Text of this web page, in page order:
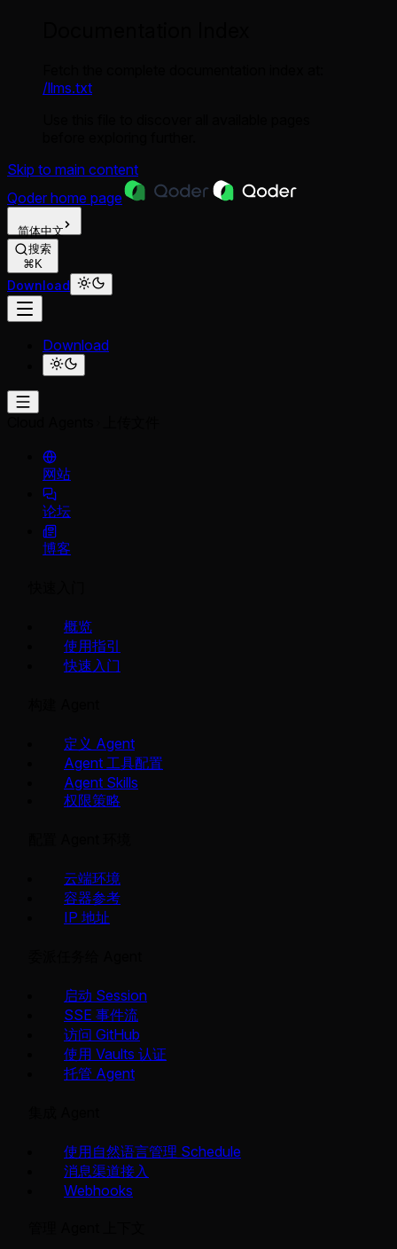
/llms.txt
Skip to main content
Qoder home page
简体中文
搜索
⌘K
Download
Download
网站
论坛
博客
概览
使用指引
快速入门
定义 Agent
Agent 工具配置
Agent Skills
权限策略
云端环境
容器参考
IP 地址
启动 Session
SSE 事件流
访问 GitHub
使用 Vaults 认证
托管 Agent
使用自然语言管理 Schedule
消息渠道接入
Webhooks